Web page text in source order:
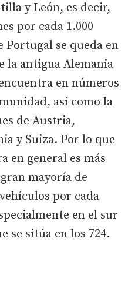
y León, es decir,
por cada 1.000
Portugal se queda en
la antigua Alemania
en números
así como la
de Austria,
y Suiza. Por lo que
en general es más
mayoría de
por cada
en el sur
se sitúa en los 724.